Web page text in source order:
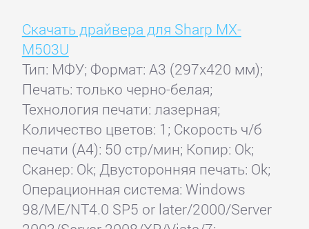
Скачать драйвера для Sharp MX-
M503U
Тип: МФУ; Формат: A3 (297x420 мм);
Печать: только черно-белая;
Технология печати: лазерная;
Количество цветов: 1; Скорость ч/б
печати (А4): 50 стр/мин; Копир: Ok;
Сканер: Ok; Двусторонняя печать: Ok;
Операционная система: Windows
98/ME/NT4.0 SP5 or later/2000/Server